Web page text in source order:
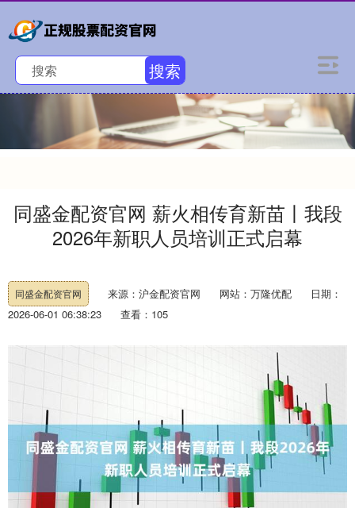
搜索
同盛金配资官网 薪火相传育新苗丨我段
2026年新职人员培训正式启幕
同盛金配资官网 来源：沪金配资官网 网站：万隆优配
日期：
2026-06-01 06:38:23
查看：105